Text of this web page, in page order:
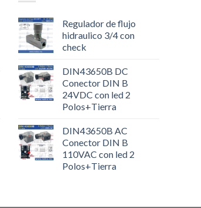
Regulador de flujo
hidraulico 3/4 con
check
DIN43650B DC
Conector DIN B
24VDC con led 2
Polos+Tierra
DIN43650B AC
Conector DIN B
110VAC con led 2
Polos+Tierra